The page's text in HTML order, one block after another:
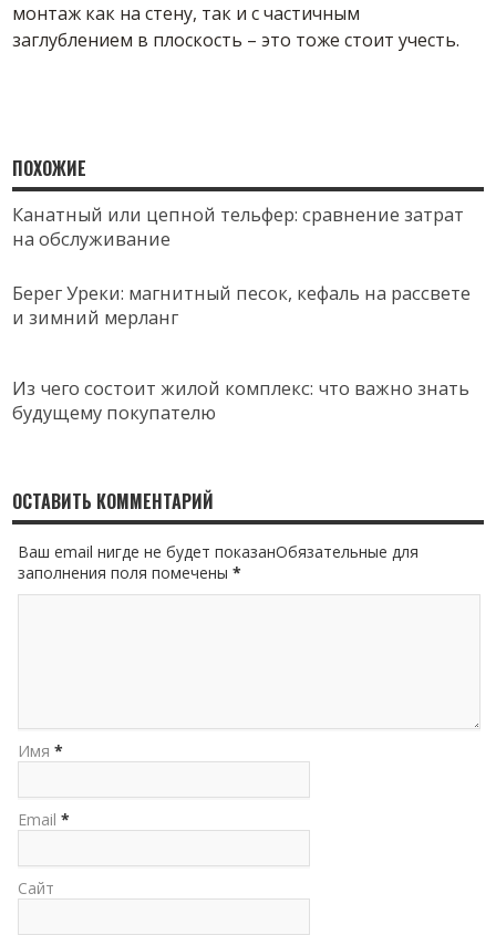
монтаж как на стену, так и с частичным
заглублением в плоскость – это тоже стоит учесть.
ПОХОЖИЕ
Канатный или цепной тельфер: сравнение затрат
на обслуживание
Берег Уреки: магнитный песок, кефаль на рассвете
и зимний мерланг
Из чего состоит жилой комплекс: что важно знать
будущему покупателю
ОСТАВИТЬ КОММЕНТАРИЙ
Ваш email нигде не будет показанОбязательные для
заполнения поля помечены*
Имя *
Email *
Сайт